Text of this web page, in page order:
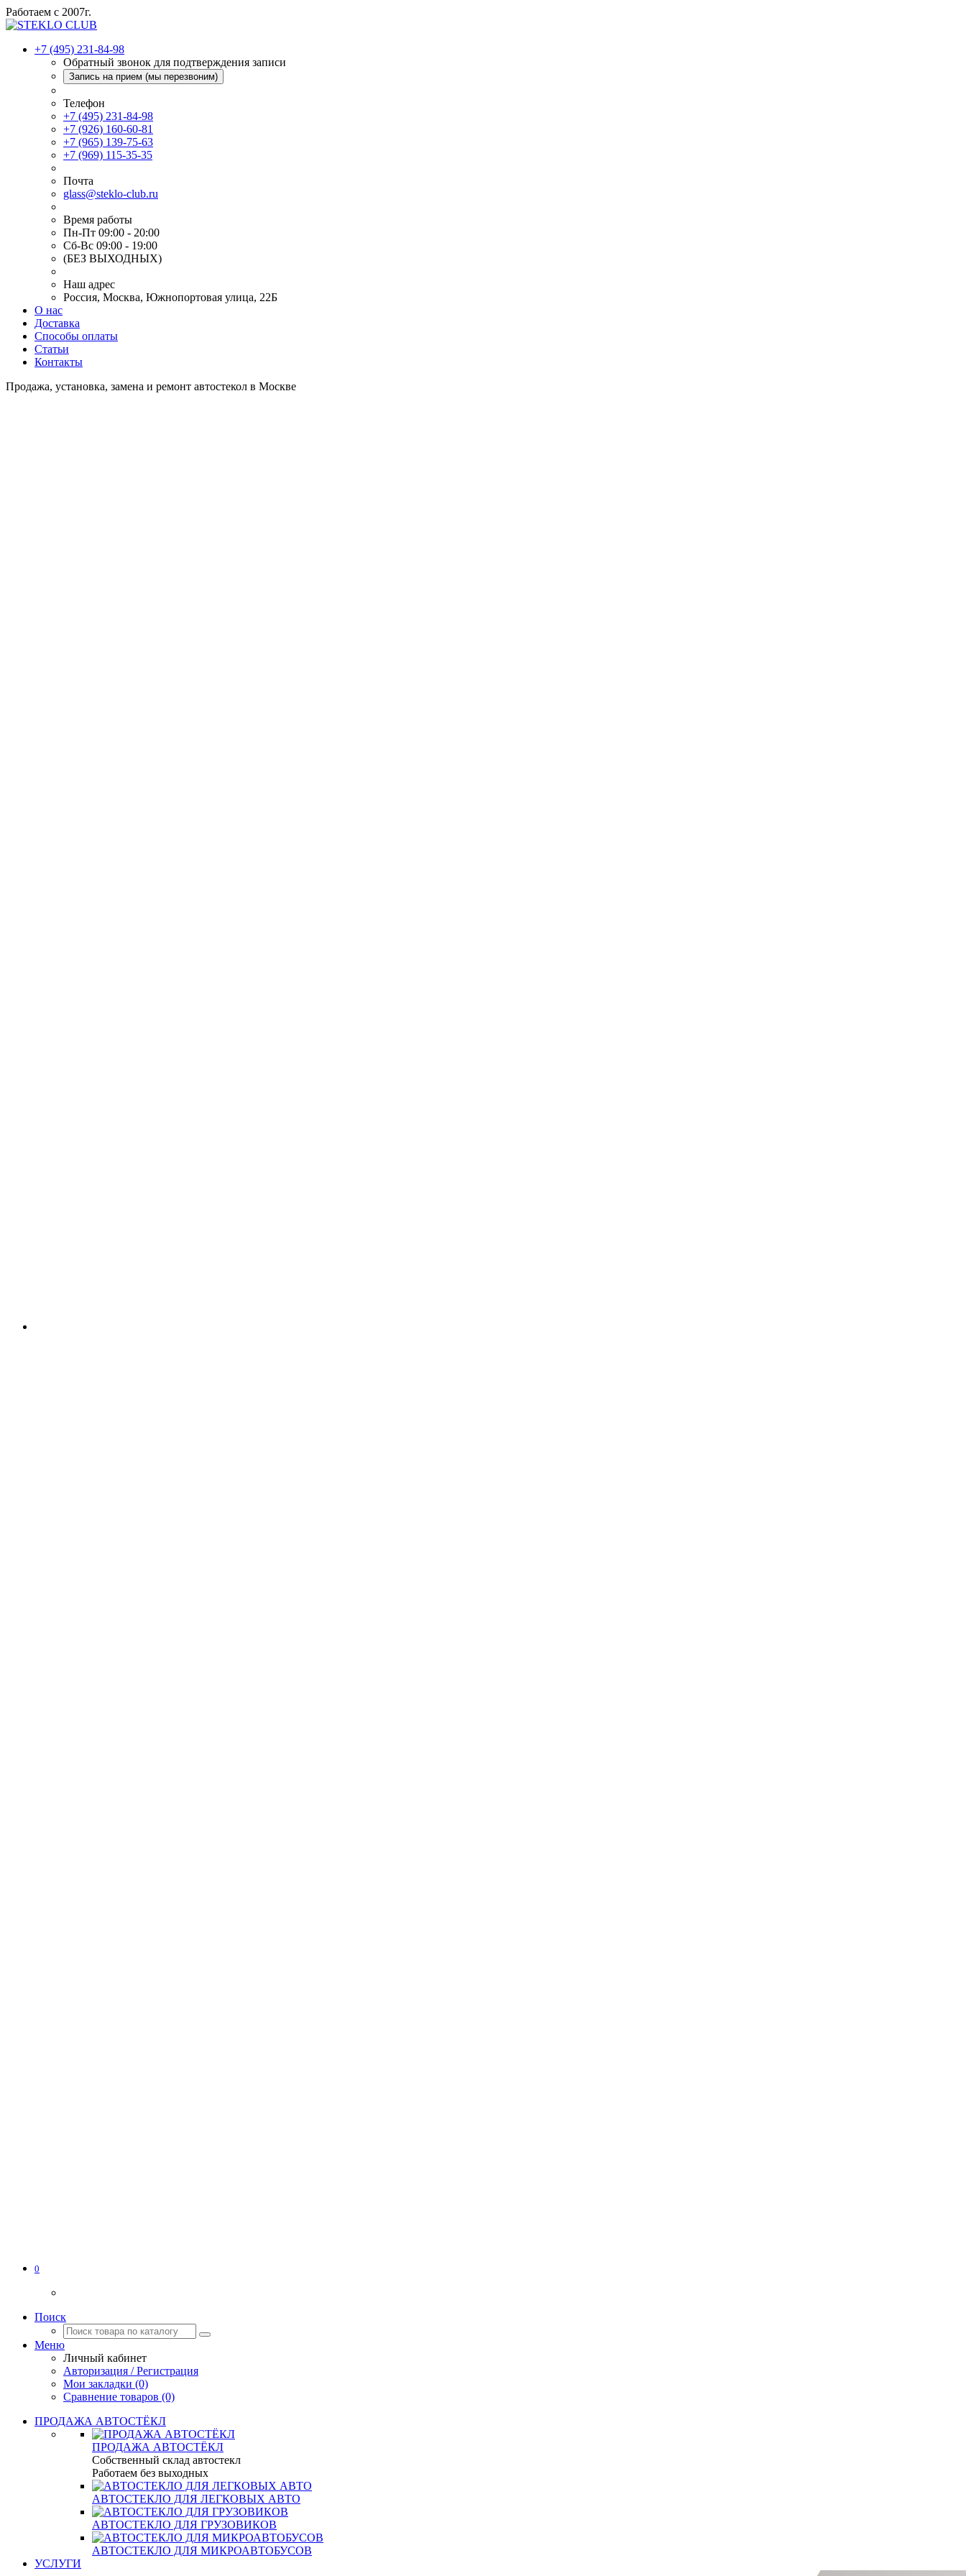
Работаем с 2007г.
+7 (495) 231-84-98
Обратный звонок для подтверждения записи
Запись на прием (мы перезвоним)
Телефон
+7 (495) 231-84-98
+7 (926) 160-60-81
+7 (965) 139-75-63
+7 (969) 115-35-35
Почта
glass@steklo-club.ru
Время работы
Пн-Пт 09:00 - 20:00
Сб-Вс 09:00 - 19:00
(БЕЗ ВЫХОДНЫХ)
Наш адрес
Россия, Москва, Южнопортовая улица, 22Б
О нас
Доставка
Способы оплаты
Статьи
Контакты
Продажа, установка, замена и ремонт автостекол в Москве
0
Поиск
Меню
Личный кабинет
Авторизация / Регистрация
Мои закладки (0)
Сравнение товаров (0)
ПРОДАЖА АВТОСТЁКЛ
ПРОДАЖА АВТОСТЁКЛ
Собственный склад автостекл
Работаем без выходных
АВТОСТЕКЛО ДЛЯ ЛЕГКОВЫХ АВТО
АВТОСТЕКЛО ДЛЯ ГРУЗОВИКОВ
АВТОСТЕКЛО ДЛЯ МИКРОАВТОБУСОВ
УСЛУГИ